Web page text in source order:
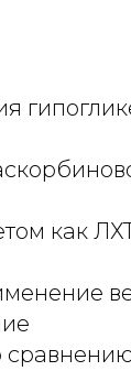
как